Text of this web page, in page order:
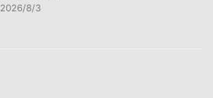
2026/8/3